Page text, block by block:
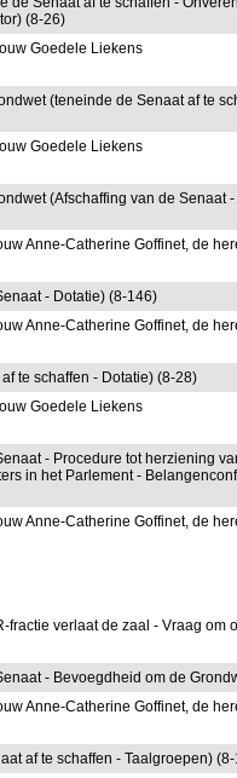
(8-26)
Goedele Liekens
(teneinde de Senaat af te
Goedele Liekens
(Afschaffing van de
Anne-Catherine Goffinet, de
- Dotatie) (8-146)
Anne-Catherine Goffinet, de
te schaffen - Dotatie) (8-28)
Goedele Liekens
- Procedure tot herziening
in het Parlement -
Anne-Catherine Goffinet, de
verlaat de zaal - Vraag om
- Bevoegdheid om de
Anne-Catherine Goffinet, de
af te schaffen - Taalgroepen) (8-